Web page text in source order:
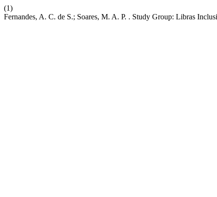
(1)
Fernandes, A. C. de S.; Soares, M. A. P. . Study Group: Libras